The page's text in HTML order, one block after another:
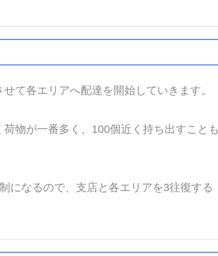
て各エリアへ配達を開始していきます。
物が一番多く、100個近く持ち出すことも
になるので、支店と各エリアを3往復する